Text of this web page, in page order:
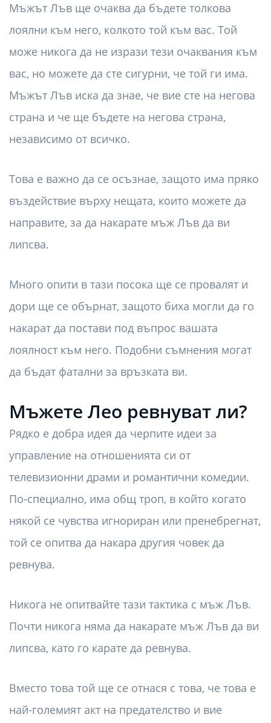
Мъжът Лъв ще очаква да бъдете толкова
лоялни към него, колкото той към вас. Той
може никога да не изрази тези очаквания към
вас, но можете да сте сигурни, че той ги има.
Мъжът Лъв иска да знае, че вие ​​сте на негова
страна и че ще бъдете на негова страна,
независимо от всичко.
Това е важно да се осъзнае, защото има пряко
въздействие върху нещата, които можете да
направите, за да накарате мъж Лъв да ви
липсва.
Много опити в тази посока ще се провалят и
дори ще се обърнат, защото биха могли да го
накарат да постави под въпрос вашата
лоялност към него. Подобни съмнения могат
да бъдат фатални за връзката ви.
Мъжете Лео ревнуват ли?
Рядко е добра идея да черпите идеи за
управление на отношенията си от
телевизионни драми и романтични комедии.
По-специално, има общ троп, в който когато
някой се чувства игнориран или пренебрегнат,
той се опитва да накара другия човек да
ревнува.
Никога не опитвайте тази тактика с мъж Лъв.
Почти никога няма да накарате мъж Лъв да ви
липсва, като го карате да ревнува.
Вместо това той ще се отнася с това, че това е
най-големият акт на предателство и вие